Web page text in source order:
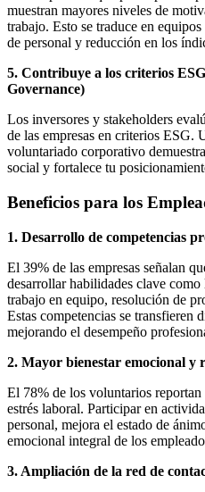
muestran mayores niveles de
trabajo. Esto se traduce en
de personal y reducción en los
5. Contribuye a los criterios
Governance)
Los inversores y stakeholders
de las empresas en criterios ESG.
voluntariado corporativo
social y fortalece tu
Beneficios para los
1. Desarrollo de competencias
El 39% de las empresas señalan
desarrollar habilidades clave
trabajo en equipo, resolución de
Estas competencias se transfieren
mejorando el desempeño
2. Mayor bienestar emocional y
El 78% de los voluntarios
estrés laboral. Participar en
personal, mejora el estado de
emocional integral de los
3. Ampliación de la red de